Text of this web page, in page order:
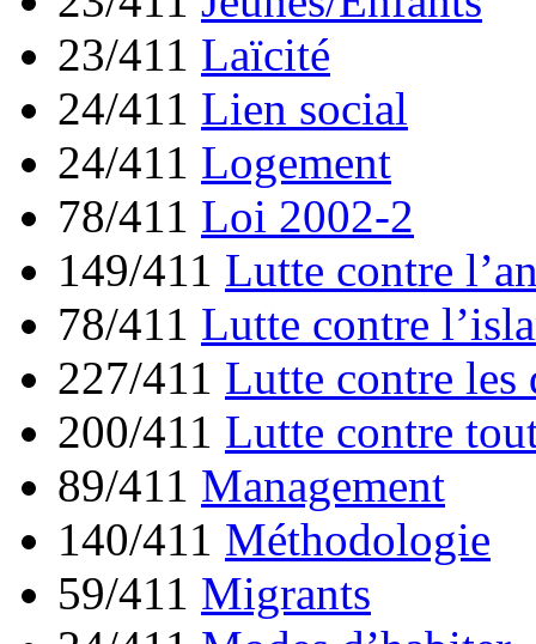
23/411 Laïcité
24/411 Lien social
24/411 Logement
78/411 Loi 2002-2
149/411 Lutte contre
78/411 Lutte contre
227/411 Lutte contre
200/411 Lutte contre
89/411 Management
140/411 Méthodologie
59/411 Migrants